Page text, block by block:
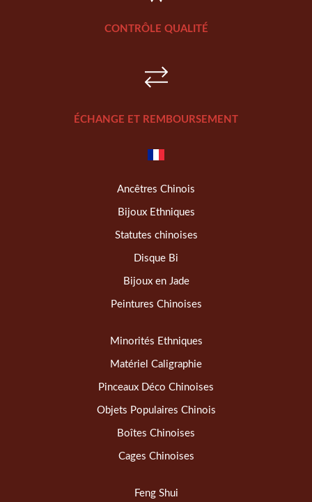
CONTRÔLE QUALITÉ
ÉCHANGE ET REMBOURSEMENT
Ancêtres Chinois
Bijoux Ethniques
Statutes chinoises
Disque Bi
Bijoux en Jade
Peintures Chinoises
Minorités Ethniques
Matériel Caligraphie
Pinceaux Déco Chinoises
Objets Populaires Chinois
Boîtes Chinoises
Cages Chinoises
Feng Shui